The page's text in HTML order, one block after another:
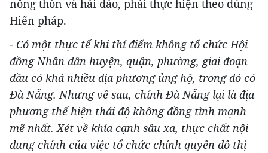
nông thôn và hải đảo, phải thực hiện theo đúng
Hiến pháp.
- Có một thực tế khi thí điểm không tổ chức Hội
đồng Nhân dân huyện, quận, phường, giai đoạn
đầu có khá nhiều địa phương ủng hộ, trong đó có
Đà Nẵng. Nhưng về sau, chính Đà Nẵng lại là địa
phương thể hiện thái độ không đồng tình mạnh
mẽ nhất. Xét về khía cạnh sâu xa, thực chất nội
dung chính của việc tổ chức chính quyền đô thị